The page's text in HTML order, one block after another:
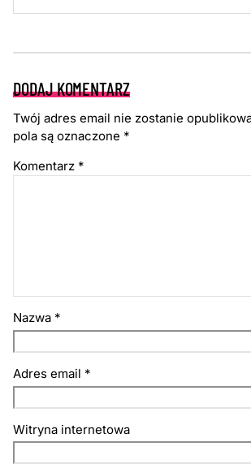
DODAJ KOMENTARZ
Twój adres email nie zostanie
pola są oznaczone *
Komentarz *
Nazwa *
Adres email *
Witryna internetowa